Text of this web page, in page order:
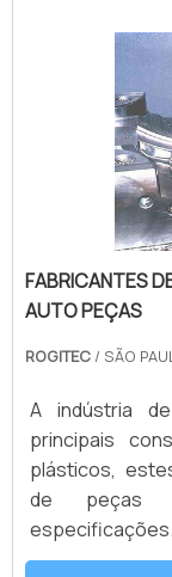
peçasCom
preenchida
mantendo as
do item.
FABRICANTES
AUTO PEÇAS
ROGITEC / SÃO
A indústria
principais
plásticos,
de peças
fabricantes de